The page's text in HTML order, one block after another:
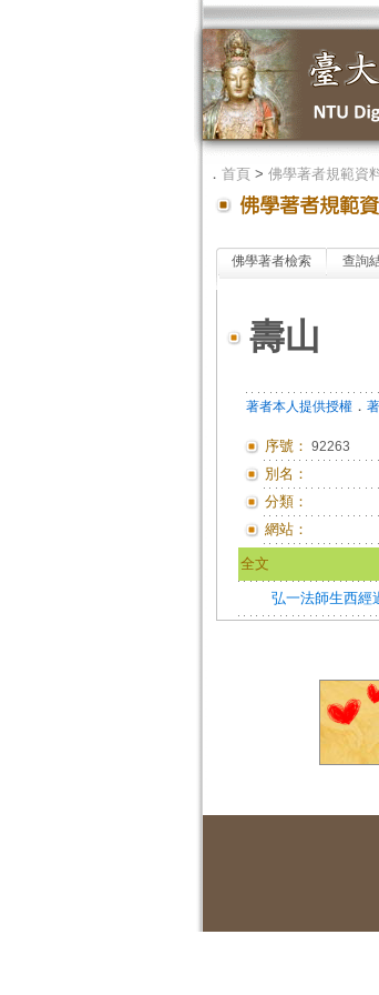
． 首頁> 佛學著者規範資
佛學著者檢索 查詢
壽山
著者本人提供授權．
序號： 92263
別名：
分類：
網站：
全文
弘一法師生西經